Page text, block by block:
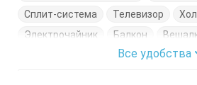
Сплит-система
Телевизор
Электрочайник
Балкон
Журнальный столик
Кровати
Все удобства